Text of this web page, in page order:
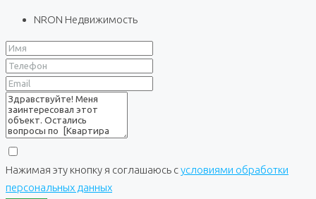
NRON Недвижимость
Нажимая эту кнопку я соглашаюсь сусловиями обработки
персональных данных